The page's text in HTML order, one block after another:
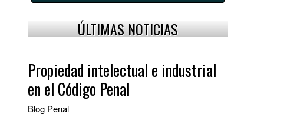
ÚLTIMAS NOTICIAS
Propiedad intelectual e industrial
en el Código Penal
Blog Penal